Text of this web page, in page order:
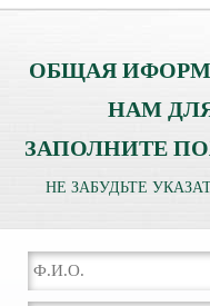
ОБЩАЯ
НАМ
ЗАПОЛНИТЕ
НЕ ЗАБУДЬТЕ